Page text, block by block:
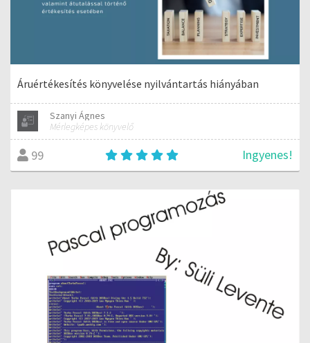
Áruértékesítés könyvelése nyilvántartás hiányában
Szanyi Ágnes
Mérlegképes könyvelő
99 Ingyenes!